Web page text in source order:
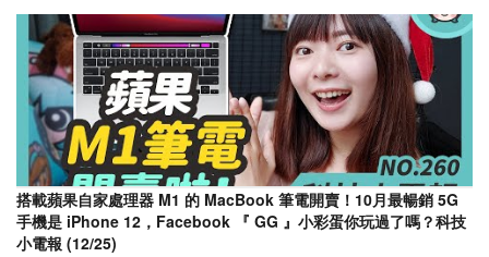
搭載蘋果自家處理器 M1 的 MacBook 筆電開賣！10月最暢銷 5G
手機是 iPhone 12，Facebook 『 GG 』小彩蛋你玩過了嗎？科技
小電報 (12/25)